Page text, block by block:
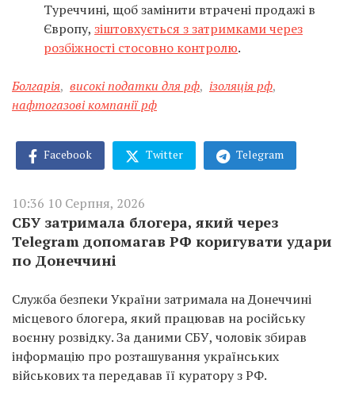
Туреччині, щоб замінити втрачені продажі в
Європу, зіштовхується з затримками через
розбіжності стосовно контролю.
Болгарія, високі податки для рф, ізоляція рф,
нафтогазові компанії рф
Facebook Twitter Telegram
10:36 10 Серпня, 2026
СБУ затримала блогера, який через
Telegram допомагав РФ коригувати удари
по Донеччині
Служба безпеки України затримала на Донеччині
місцевого блогера, який працював на російську
воєнну розвідку. За даними СБУ, чоловік збирав
інформацію про розташування українських
військових та передавав її куратору з РФ.